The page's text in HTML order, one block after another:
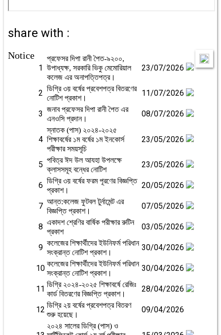
share with :
Notice
1
প্রফেসর দিপা রানী পৈত-৯২০০,
উপাধ্যক্ষ, সরকারি ভিকু মেমোরিয়াল
কলেজ এর অনাপত্তিপত্র।
23/07/2026
2 ডিগ্রি ৩য় বর্ষের প্রবেশপত্র বিতরণের
নোটিশ প্রকাশ।
11/07/2026
3 জনাব প্রফেসর দিপা রানী পৈত এর
এনওসি প্রদান।
08/07/2026
4
স্নাতক (পাস) ২০২৪-২০২৫
শিক্ষাবর্ষের ১ম বর্ষের ১ম ইনকোর্স
পরীক্ষার সময়সূচি
23/05/2026
5 পবিত্র ঈদ উল আযহা উপলক্ষে
ক্লাসসমূহ বন্ধের নোটিশ
23/05/2026
6 ডিগ্রি ৩য় বর্ষের ফরম পূরণের বিজ্ঞপ্তি
প্রকাশ।
20/05/2026
7 আন্ত:কলেজ ফুটবল টুর্নামেন্ট এর
বিজ্ঞপ্তি প্রকাশ।
07/05/2026
8 একাদশ শ্রেণির বার্ষিক পরীক্ষার রুটিন
প্রকাশ
03/05/2026
9 কলেজের শিক্ষার্থীদের ইউনিফর্ম পরিধান
সংক্রান্ত নোটিশ প্রকাশ।
30/04/2026
10 কলেজের শিক্ষার্থীদের ইউনিফর্ম পরিধান
সংক্রান্ত নোটিশ প্রকাশ।
30/04/2026
11 ডিগ্রি ২০২৪-২০২৫ শিক্ষাবর্ষে রেজিঃ
কার্ড বিতরণের বিজ্ঞপ্তি প্রকাশ।
28/04/2026
12 ডিগ্রি ২য় বর্ষের প্রবেশপত্র বিতরণ
শুরু হয়েছে।
09/04/2026
২০২৪ সালের ডিগ্রি (পাস) ও